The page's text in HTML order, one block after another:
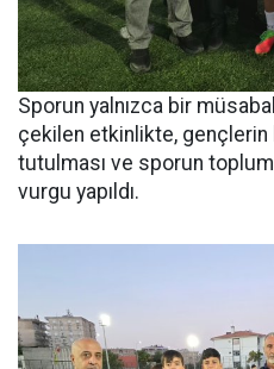
Sporun yalnızca bir
çekilen etkinlikte, gençlerin
tutulması ve sporun
vurgu yapıldı.